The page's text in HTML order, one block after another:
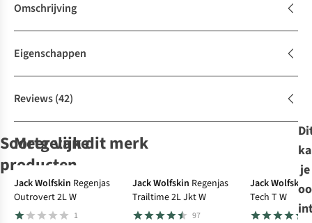
Omschrijving
Eigenschappen
Reviews(42)
Soortgelijke
producten
-30%
Patagonia
Skort W'S
Sprayway
Escape Skort
Ayacucho
Jungle Travel
Columbia
Summit Valley™
Meer van dit merk
Jack Wolfskin Regenjas
Outrovert 2L W
1
Jack Wolfskin Regenjas
Trailtime 2L Jkt W
97
Jack Wolfskin
Tech T W
je